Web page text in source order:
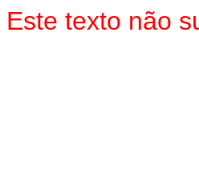
Este texto não